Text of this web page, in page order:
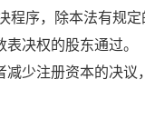
程序，除本法有规
决权的股东通过。
少注册资本的决